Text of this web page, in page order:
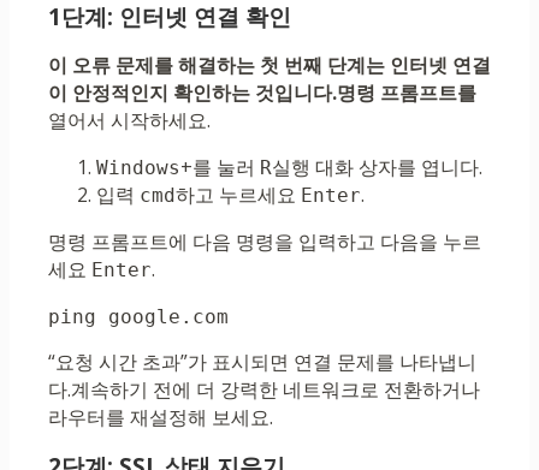
1단계: 인터넷 연결 확인
이 오류 문제를 해결하는 첫 번째 단계는 인터넷 연결
이 안정적인지 확인하는 것입니다.명령 프롬프트를
열어서 시작하세요.
Windows+를 눌러 R실행 대화 상자를 엽니다.
입력 cmd하고 누르세요 Enter.
명령 프롬프트에 다음 명령을 입력하고 다음을 누르
세요 Enter.
ping google.com
“요청 시간 초과”가 표시되면 연결 문제를 나타냅니
다.계속하기 전에 더 강력한 네트워크로 전환하거나
라우터를 재설정해 보세요.